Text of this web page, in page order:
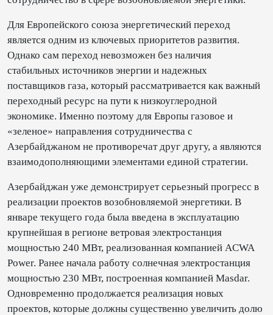
Для Европейского союза энергетический переход
является одним из ключевых приоритетов развития.
Однако сам переход невозможен без наличия
стабильных источников энергии и надежных
поставщиков газа, который рассматривается как важный
переходный ресурс на пути к низкоуглеродной
экономике. Именно поэтому для Европы газовое и
«зеленое» направления сотрудничества с
Азербайджаном не противоречат друг другу, а являются
взаимодополняющими элементами единой стратегии.
Азербайджан уже демонстрирует серьезный прогресс в
реализации проектов возобновляемой энергетики. В
январе текущего года была введена в эксплуатацию
крупнейшая в регионе ветровая электростанция
мощностью 240 МВт, реализованная компанией ACWA
Power. Ранее начала работу солнечная электростанция
мощностью 230 МВт, построенная компанией Masdar.
Одновременно продолжается реализация новых
проектов, которые должны существенно увеличить долю